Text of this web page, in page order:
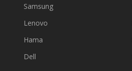
Samsung
Lenovo
Hama
Dell